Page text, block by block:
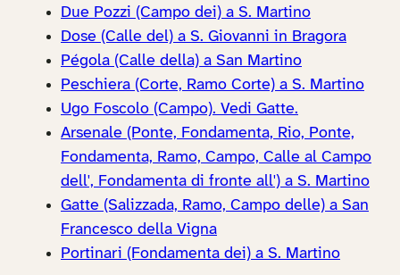
Due Pozzi (Campo dei) a S. Martino
Dose (Calle del) a S. Giovanni in Bragora
Pégola (Calle della) a San Martino
Peschiera (Corte, Ramo Corte) a S. Martino
Ugo Foscolo (Campo). Vedi Gatte.
Arsenale (Ponte, Fondamenta, Rio, Ponte,
Fondamenta, Ramo, Campo, Calle al Campo
dell', Fondamenta di fronte all') a S. Martino
Gatte (Salizzada, Ramo, Campo delle) a San
Francesco della Vigna
Portinari (Fondamenta dei) a S. Martino